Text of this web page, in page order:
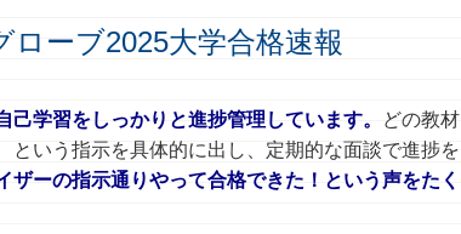
ローブ2025大学合格速報
学習をしっかりと進捗管理しています。
どの教材
という指示を具体的に出し、定期的な面談で進捗を
ザーの指示通りやって合格できた！という声をたく